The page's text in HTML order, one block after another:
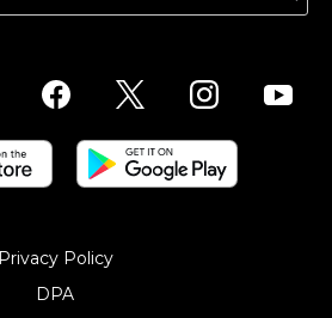
Privacy Policy
DPA